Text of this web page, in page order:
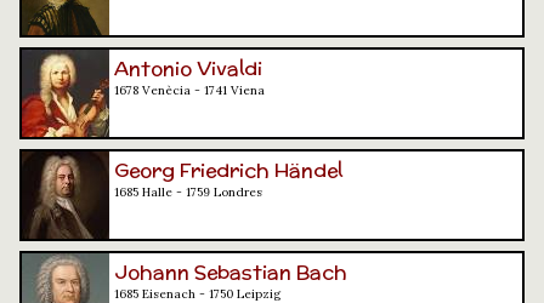
Antonio Vivaldi
1678 Venècia - 1741 Viena
Georg Friedrich Händel
1685 Halle - 1759 Londres
Johann Sebastian Bach
1685 Eisenach - 1750 Leipzig